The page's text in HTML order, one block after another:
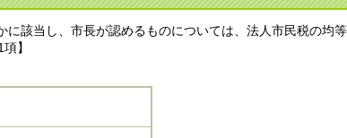
に該当し、市長が認めるものについては、法人市民税の均等
】